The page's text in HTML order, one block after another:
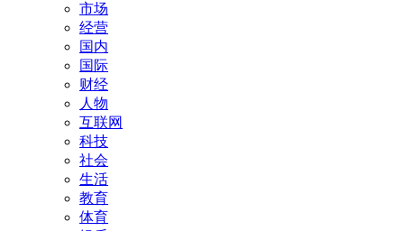
市场
经营
国内
国际
财经
人物
互联网
科技
社会
生活
教育
体育